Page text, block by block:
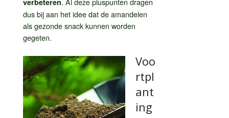
dus bij aan het idee dat de amandelen
als gezonde snack kunnen worden
gegeten.
Voo
rtpl
ant
ing